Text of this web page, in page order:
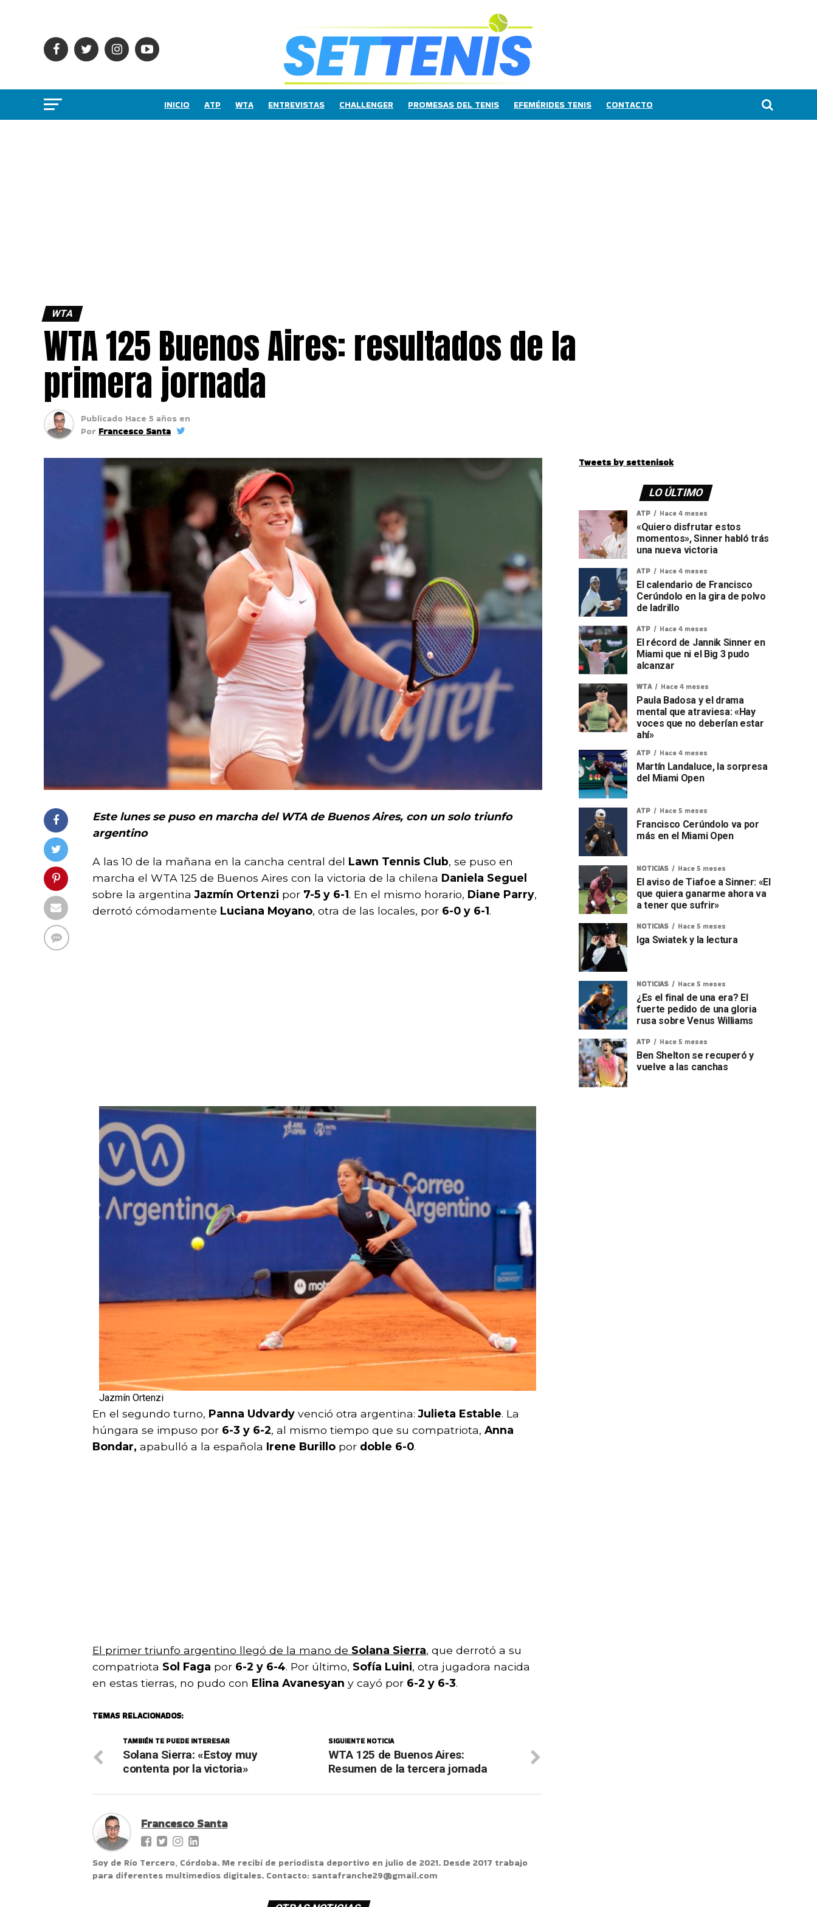
INICIO ATP WTA ENTREVISTAS CHALLENGER PROMESAS DEL TENIS EFEMÉRIDES TENIS CONTACTO
WTA
WTA 125 Buenos Aires: resultados de la
primera jornada
Publicado Hace 5 años en
Por Francesco Santa
Este lunes se puso en marcha del WTA de Buenos Aires, con un solo triunfo
argentino
A las 10 de la mañana en la cancha central del Lawn Tennis Club, se puso en
marcha el WTA 125 de Buenos Aires con la victoria de la chilena Daniela Seguel
sobre la argentina Jazmín Ortenzi por 7-5 y 6-1. En el mismo horario, Diane Parry,
derrotó cómodamente Luciana Moyano, otra de las locales, por 6-0 y 6-1.
Jazmín Ortenzi
En el segundo turno, Panna Udvardy venció otra argentina: Julieta Estable. La
húngara se impuso por 6-3 y 6-2, al mismo tiempo que su compatriota, Anna
Bondar, apabulló a la española Irene Burillo por doble 6-0.
El primer triunfo argentino llegó de la mano de Solana Sierra, que derrotó a su
compatriota Sol Faga por 6-2 y 6-4. Por último, Sofía Luini, otra jugadora nacida
en estas tierras, no pudo con Elina Avanesyan y cayó por 6-2 y 6-3.
TEMAS RELACIONADOS:
SIGUIENTE NOTICIA
WTA 125 de Buenos Aires:
Resumen de la tercera jornada
TAMBIÉN TE PUEDE INTERESAR
Solana Sierra: «Estoy muy
contenta por la victoria»
Francesco Santa
Soy de Río Tercero, Córdoba. Me recibí de periodista deportivo en julio de 2021. Desde 2017 trabajo
para diferentes multimedios digitales. Contacto: santafranche29@gmail.com
Tweets by settenisok
LO ÚLTIMO
ATP Hace 4 meses
«Quiero disfrutar estos
momentos», Sinner habló trás
una nueva victoria
ATP Hace 4 meses
El calendario de Francisco
Cerúndolo en la gira de polvo
de ladrillo
ATP Hace 4 meses
El récord de Jannik Sinner en
Miami que ni el Big 3 pudo
alcanzar
WTA Hace 4 meses
Paula Badosa y el drama
mental que atraviesa: «Hay
voces que no deberían estar
ahí»
ATP Hace 4 meses
Martín Landaluce, la sorpresa
del Miami Open
ATP Hace 5 meses
Francisco Cerúndolo va por
más en el Miami Open
NOTICIAS Hace 5 meses
El aviso de Tiafoe a Sinner: «El
que quiera ganarme ahora va
a tener que sufrir»
NOTICIAS Hace 5 meses
Iga Swiatek y la lectura
NOTICIAS Hace 5 meses
¿Es el final de una era? El
fuerte pedido de una gloria
rusa sobre Venus Williams
ATP Hace 5 meses
Ben Shelton se recuperó y
vuelve a las canchas